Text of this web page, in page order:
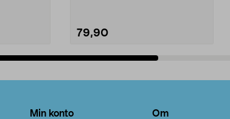
79,90
Min konto Om